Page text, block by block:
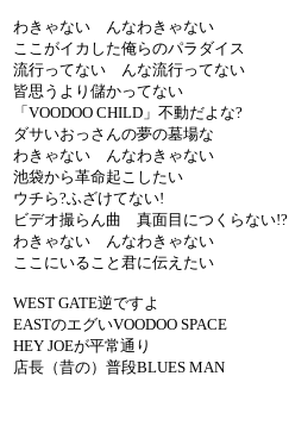
わきゃない んなわきゃない
ここがイカした俺らのパラダイス
流行ってない んな流行ってない
皆思うより儲かってない
「VOODOO CHILD」不動だよな?
ダサいおっさんの夢の墓場な
わきゃない んなわきゃない
池袋から革命起こしたい
ウチら?ふざけてない!
ビデオ撮らん曲 真面目につくらない!?
わきゃない んなわきゃない
ここにいること君に伝えたい
WEST GATE逆ですよ
EASTのエグいVOODOO SPACE
HEY JOEが平常通り
店長（昔の）普段BLUES MAN